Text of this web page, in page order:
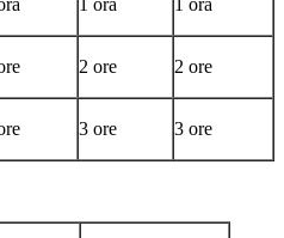
1 ora 1 ora
2 ore 2 ore
3 ore 3 ore